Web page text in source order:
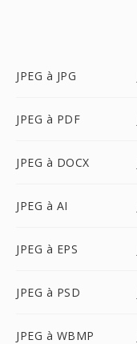
JPEG à JPG
JPEG à PDF
JPEG à DOCX
JPEG à AI
JPEG à EPS
JPEG à PSD
JPEG à WBMP